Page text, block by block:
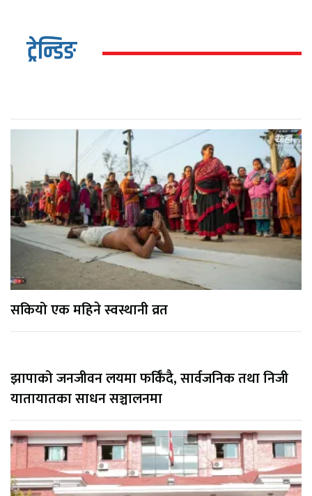
ट्रेन्डिङ
सकियो एक महिने स्वस्थानी व्रत
झापाको जनजीवन लयमा फर्किँदै, सार्वजनिक तथा निजी
यातायातका साधन सञ्चालनमा